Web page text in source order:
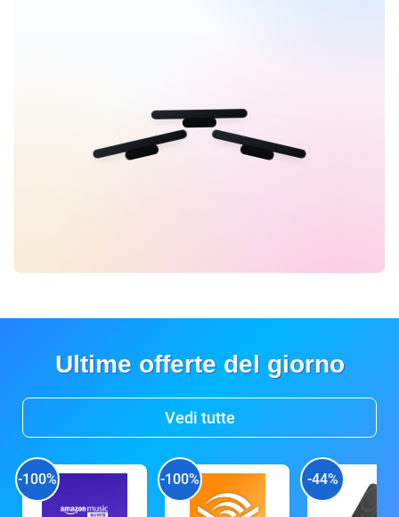
Ultime offerte del giorno
Vedi tutte
-100% -100% -44%